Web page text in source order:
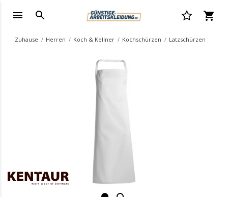
Zuhause Herren Koch & Kellner Kochschürzen Latzschürzen